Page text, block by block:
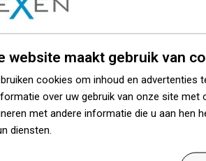
van goederen
logistiek centrum met een
van 31.000 m² met meer
palletplaatsen biedt meer
beschikbare producten!
website maakt gebruik van
cookies om inhoud en advertenties
over uw gebruik van onze site met
met andere informatie die u aan hen
diensten.